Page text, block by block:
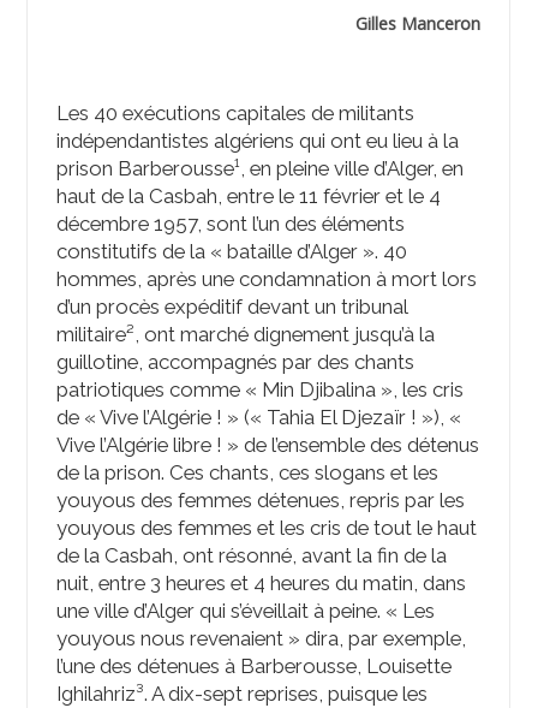
Gilles Manceron
Les 40 exécutions capitales de militants
indépendantistes algériens qui ont eu lieu à la
prison Barberousse¹, en pleine ville d’Alger, en
haut de la Casbah, entre le 11 février et le 4
décembre 1957, sont l’un des éléments
constitutifs de la « bataille d’Alger ». 40
hommes, après une condamnation à mort lors
d’un procès expéditif devant un tribunal
militaire², ont marché dignement jusqu’à la
guillotine, accompagnés par des chants
patriotiques comme « Min Djibalina », les cris
de « Vive l’Algérie ! » (« Tahia El Djezaïr ! »), «
Vive l’Algérie libre ! » de l’ensemble des détenus
de la prison. Ces chants, ces slogans et les
youyous des femmes détenues, repris par les
youyous des femmes et les cris de tout le haut
de la Casbah, ont résonné, avant la fin de la
nuit, entre 3 heures et 4 heures du matin, dans
une ville d’Alger qui s’éveillait à peine. « Les
youyous nous revenaient » dira, par exemple,
l’une des détenues à Barberousse, Louisette
Ighilahriz³. A dix-sept reprises, puisque les